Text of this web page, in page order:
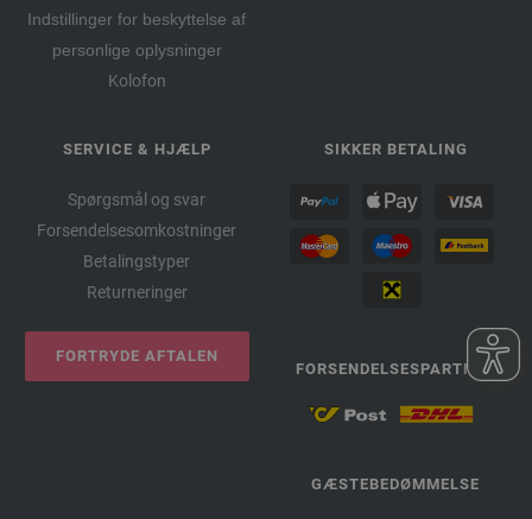
Indstillinger for beskyttelse af
personlige oplysninger
Kolofon
SERVICE & HJÆLP
Spørgsmål og svar
Forsendelsesomkostninger
Betalingstyper
Returneringer
FORTRYDE AFTALEN
SIKKER BETALING
FORSENDELSESPARTNER
GÆSTEBEDØMMELSE